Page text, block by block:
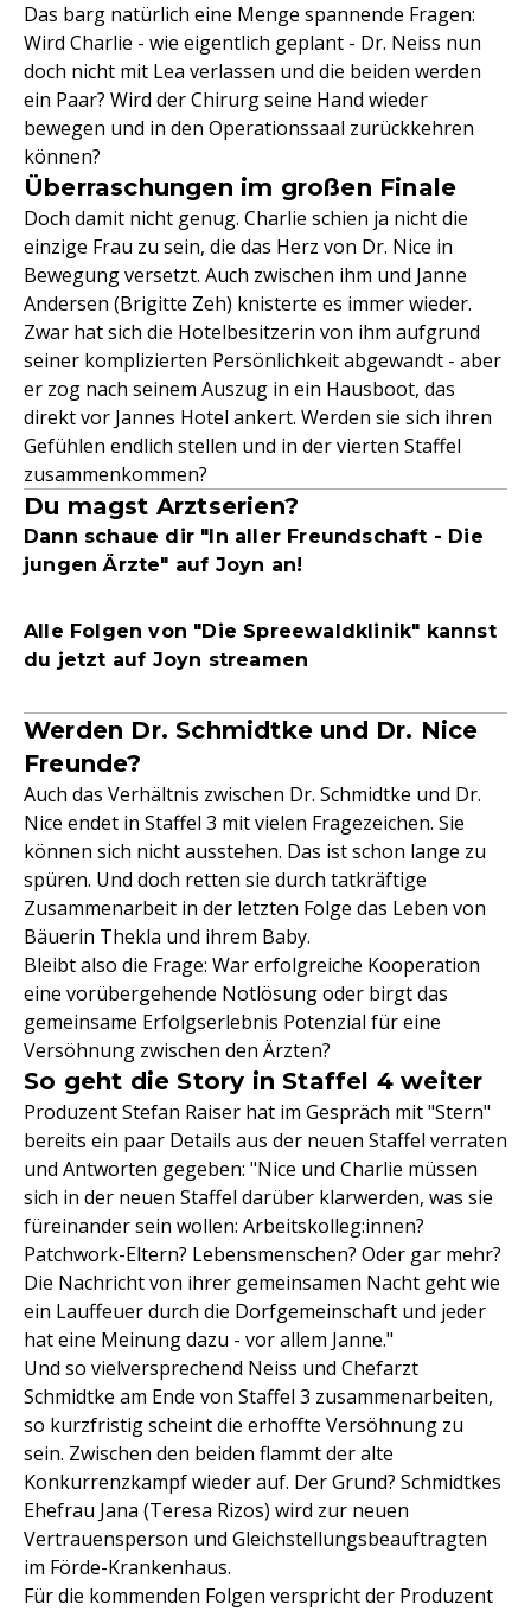
Das barg natürlich eine Menge spannende Fragen:
Wird Charlie - wie eigentlich geplant - Dr. Neiss nun
doch nicht mit Lea verlassen und die beiden werden
ein Paar? Wird der Chirurg seine Hand wieder
bewegen und in den Operationssaal zurückkehren
können?
Überraschungen im großen Finale
Doch damit nicht genug. Charlie schien ja nicht die
einzige Frau zu sein, die das Herz von Dr. Nice in
Bewegung versetzt. Auch zwischen ihm und Janne
Andersen (Brigitte Zeh) knisterte es immer wieder.
Zwar hat sich die Hotelbesitzerin von ihm aufgrund
seiner komplizierten Persönlichkeit abgewandt - aber
er zog nach seinem Auszug in ein Hausboot, das
direkt vor Jannes Hotel ankert. Werden sie sich ihren
Gefühlen endlich stellen und in der vierten Staffel
zusammenkommen?
Du magst Arztserien?
Dann schaue dir "In aller Freundschaft - Die
jungen Ärzte" auf Joyn an!
Alle Folgen von "Die Spreewaldklinik" kannst
du jetzt auf Joyn streamen
Werden Dr. Schmidtke und Dr. Nice
Freunde?
Auch das Verhältnis zwischen Dr. Schmidtke und Dr.
Nice endet in Staffel 3 mit vielen Fragezeichen. Sie
können sich nicht ausstehen. Das ist schon lange zu
spüren. Und doch retten sie durch tatkräftige
Zusammenarbeit in der letzten Folge das Leben von
Bäuerin Thekla und ihrem Baby.
Bleibt also die Frage: War erfolgreiche Kooperation
eine vorübergehende Notlösung oder birgt das
gemeinsame Erfolgserlebnis Potenzial für eine
Versöhnung zwischen den Ärzten?
So geht die Story in Staffel 4 weiter
Produzent Stefan Raiser hat im Gespräch mit "Stern"
bereits ein paar Details aus der neuen Staffel verraten
und Antworten gegeben: "Nice und Charlie müssen
sich in der neuen Staffel darüber klarwerden, was sie
füreinander sein wollen: Arbeitskolleg:innen?
Patchwork-Eltern? Lebensmenschen? Oder gar mehr?
Die Nachricht von ihrer gemeinsamen Nacht geht wie
ein Lauffeuer durch die Dorfgemeinschaft und jeder
hat eine Meinung dazu - vor allem Janne."
Und so vielversprechend Neiss und Chefarzt
Schmidtke am Ende von Staffel 3 zusammenarbeiten,
so kurzfristig scheint die erhoffte Versöhnung zu
sein. Zwischen den beiden flammt der alte
Konkurrenzkampf wieder auf. Der Grund? Schmidtkes
Ehefrau Jana (Teresa Rizos) wird zur neuen
Vertrauensperson und Gleichstellungsbeauftragten
im Förde-Krankenhaus.
Für die kommenden Folgen verspricht der Produzent